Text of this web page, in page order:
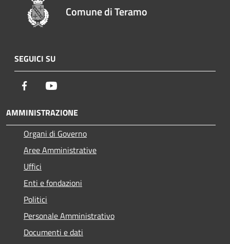
Comune di Teramo
SEGUICI SU
Facebook
AMMINISTRAZIONE
Organi di Governo
Aree Amministrative
Uffici
Enti e fondazioni
Politici
Personale Amministrativo
Documenti e dati